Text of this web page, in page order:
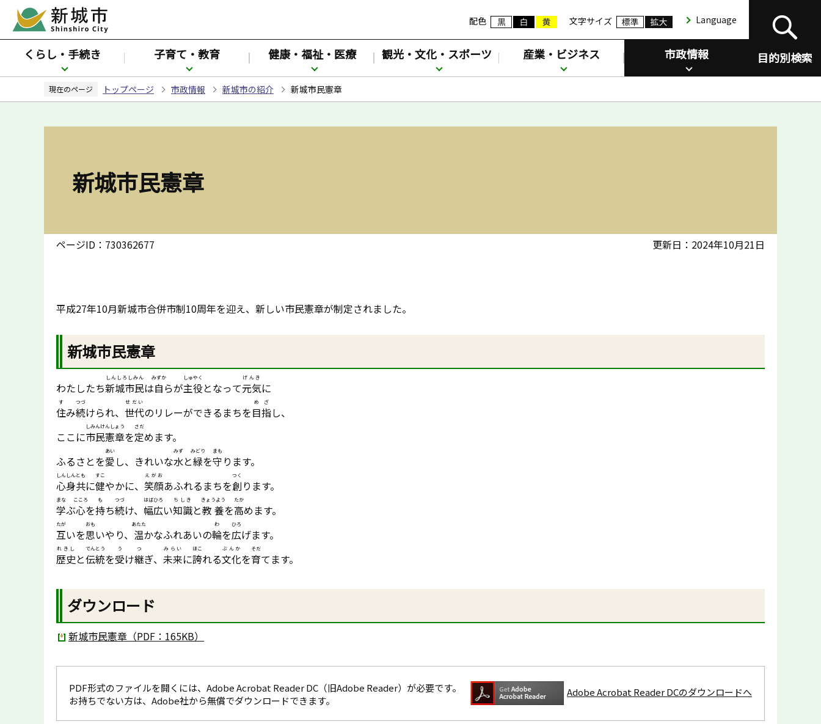
ペ
ジ
先
配色 文字サイズ Language
目的別検索
くらし・手続き 子育て・教育 健康・福祉・医療 観光・文化・スポーツ 産業・ビジネス 市政情報
現在のページ トップページ 市政情報 新城市の紹介 新城市民憲章
新城市民憲章
ページID：730362677 更新日：2024年10月21日
平成27年10月新城市合併市制10周年を迎え、新しい市民憲章が制定されました。
新城市民憲章
わたしたち新城市民
しんしろしみん
は自
みずか
らが主役
しゅやく
となって元気
げんき
に
住
す
み続
つづ
けられ、 世代
せだい
のリレーができるまちを目指
めざ
し、
ここに市民憲章
しみんけんしょう
を定
さだ
めます。
ふるさとを愛
あい
し、きれいな水
みず
と緑
みどり
を守
まも
ります。
心身共
しんしんとも
に健
すこ
やかに、 笑顔
えがお
あふれるまちを創
つく
ります。
学
まな
ぶ心
こころ
を持
も
ち続
つづ
け、 幅広
はばひろ
い知識
ちしき
と教養
きょうよう
を高
たか
めます。
互
たが
いを思
おも
いやり、 温
あたた
かなふれあいの輪
わ
を広
ひろ
げます。
歴史
れきし
と伝統
でんとう
を受
う
け継
つ
ぎ、 未来
みらい
に誇
ほこ
れる文化
ぶんか
を育
そだ
てます。
ダウンロード
新城市民憲章（PDF：165KB）
PDF形式のファイルを開くには、Adobe Acrobat Reader DC（旧Adobe Reader）が必要です。
お持ちでない方は、Adobe社から無償でダウンロードできます。
Adobe Acrobat Reader DCのダウンロードへ